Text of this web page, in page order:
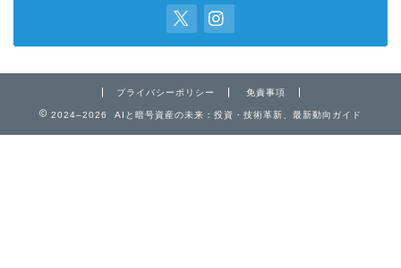
プライバシーポリシー 免責事項
2024–2026 AIと暗号資産の未来：投資・技術革新、最新動向ガイド
免責事項